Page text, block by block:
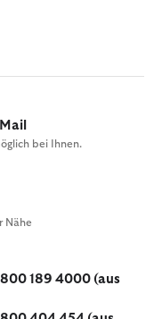
bei Ihnen.
Nähe
189 4000 (aus